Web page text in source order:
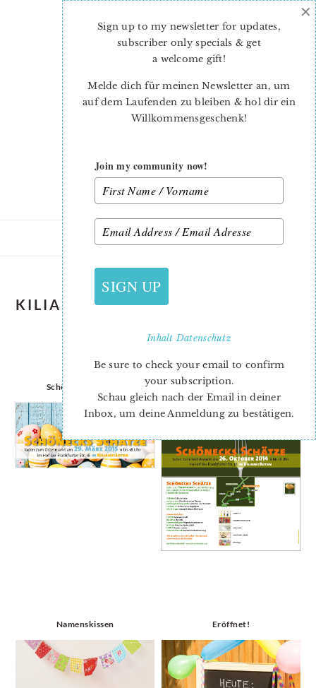
KILIANSTÄDTEN
Schönecks Schätze Schönecks Schätze
Namenskissen Eröffnet!
Sign up to my newsletter for updates,
subscriber only specials & get
a welcome gift!
Melde dich für meinen Newsletter an, um
auf dem Laufenden zu bleiben & hol dir ein
Willkommensgeschenk!
Join my community now!
SIGN UP
InhaltDatenschutz
Be sure to check your email to confirm
your subscription.
Schau gleich nach der Email in deiner
Inbox, um deine Anmeldung zu bestätigen.
×